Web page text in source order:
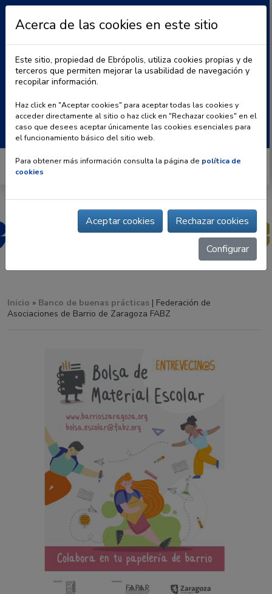
BLOG | CONTACTO
Buscar:
Inicio » Banco de buenas prácticas | Federación de
Asociaciones de Barrio de Zaragoza FABZ
Acerca de las cookies en este sitio
Este sitio, propiedad de Ebrópolis, utiliza cookies propias y de
terceros que permiten mejorar la usabilidad de navegación y
recopilar información.
Haz click en "Aceptar cookies" para aceptar todas las cookies y
acceder directamente al sitio o haz click en "Rechazar cookies" en el
caso que desees aceptar únicamente las cookies esenciales para
el funcionamiento básico del sitio web.
Para obtener más información consulta la página de política de
cookies
Aceptar cookies Rechazar cookies
Configurar